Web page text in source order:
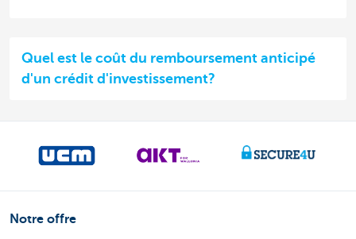
Quel est le coût du remboursement anticipé
d'un crédit d'investissement?
Notre offre